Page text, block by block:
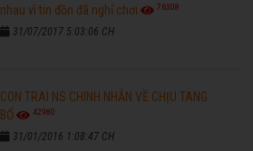
nhau vì tin đồn đã nghỉ chơi
76308
31/07/2017 5:03:06 CH
CON TRAI NS CHINH NHẪN VỀ CHỊU TANG
BỐ
42980
31/01/2016 1:08:47 CH